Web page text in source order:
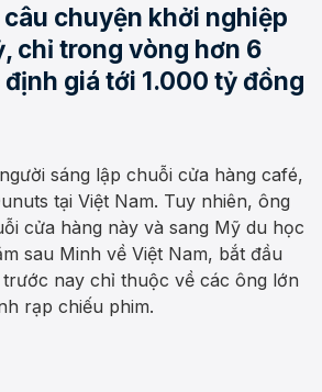
câu chuyện khởi nghiệp
chỉ trong vòng hơn 6
giá tới 1.000 tỷ đồng
sáng lập chuỗi cửa hàng café,
tại Việt Nam. Tuy nhiên, ông
cửa hàng này và sang Mỹ du học
sau Minh về Việt Nam, bắt đầu
nay chỉ thuộc về các ông lớn
rạp chiếu phim.